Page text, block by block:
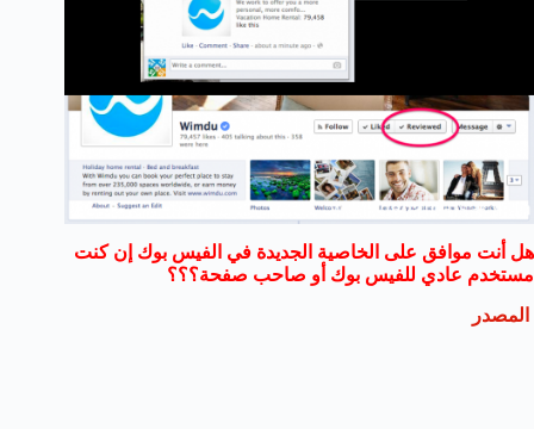
هل أنت موافق على الخاصية الجديدة في الفيس بوك إن كنت
مستخدم عادي للفيس بوك أو صاحب صفحة؟؟؟
المصدر